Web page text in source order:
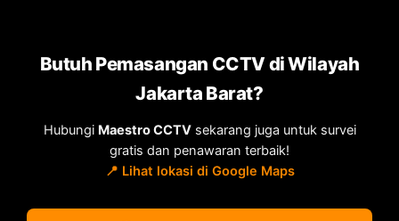
Butuh Pemasangan CCTV di Wilayah
Jakarta Barat?
Hubungi Maestro CCTVsekarang juga untuk survei
gratis dan penawaran terbaik!
📍 Lihat lokasi di Google Maps